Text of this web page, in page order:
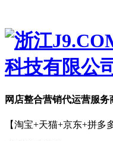
网店整合营销代运营服务
【淘宝+天猫+京东+拼多